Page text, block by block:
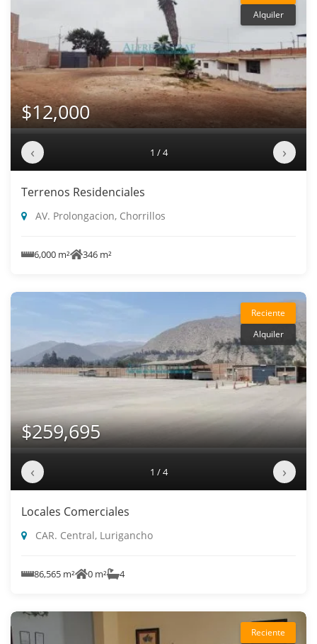
Alquiler
$12,000
‹ 1 / 4 ›
Terrenos Residenciales
AV. Prolongacion, Chorrillos
6,000 m² 346 m²
Reciente
Alquiler
$259,695
‹ 1 / 4 ›
Locales Comerciales
CAR. Central, Lurigancho
86,565 m² 0 m² 4
Reciente